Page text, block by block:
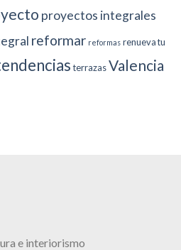
proyectos integrales
reformar reformas renueva tu
terrazasValencia
e interiorismo